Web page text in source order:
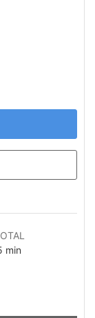
minutes
min